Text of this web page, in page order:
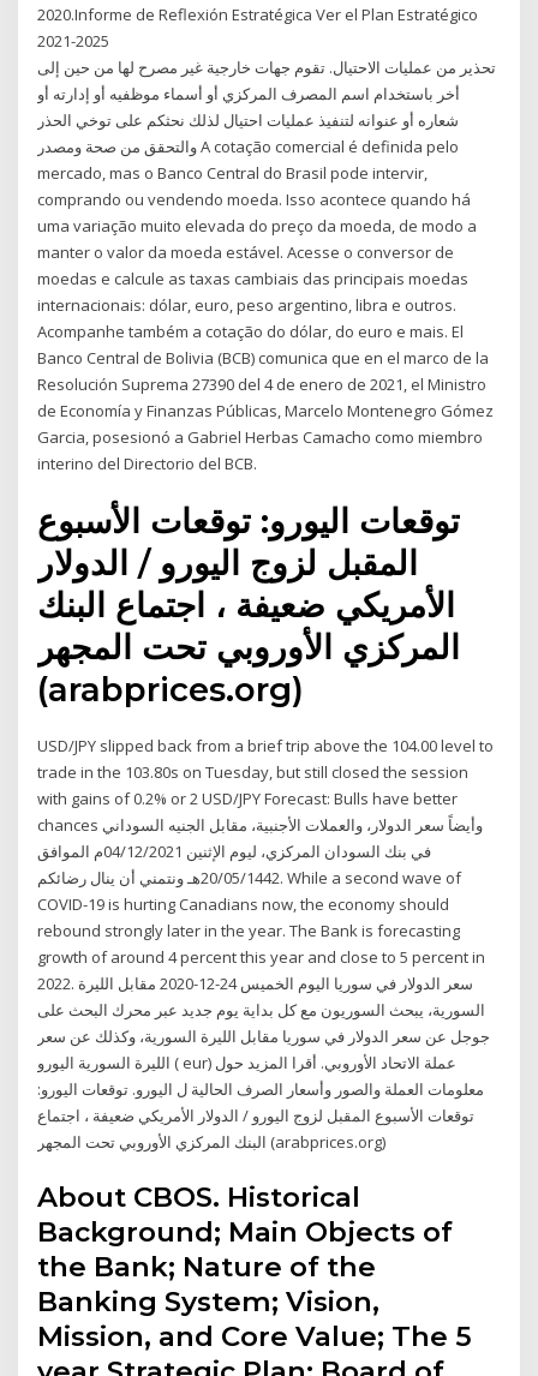
2020.Informe de Reflexión Estratégica Ver el Plan Estratégico
2021-2025
تحذير من عمليات الاحتيال. تقوم جهات خارجية غير مصرح لها من حين إلى
أخر باستخدام اسم المصرف المركزي أو أسماء موظفيه أو إدارته أو
شعاره أو عنوانه لتنفيذ عمليات احتيال لذلك نحثكم على توخي الحذر
والتحقق من صحة ومصدر A cotação comercial é definida pelo
mercado, mas o Banco Central do Brasil pode intervir,
comprando ou vendendo moeda. Isso acontece quando há
uma variação muito elevada do preço da moeda, de modo a
manter o valor da moeda estável. Acesse o conversor de
moedas e calcule as taxas cambiais das principais moedas
internacionais: dólar, euro, peso argentino, libra e outros.
Acompanhe também a cotação do dólar, do euro e mais. El
Banco Central de Bolivia (BCB) comunica que en el marco de la
Resolución Suprema 27390 del 4 de enero de 2021, el Ministro
de Economía y Finanzas Públicas, Marcelo Montenegro Gómez
Garcia, posesionó a Gabriel Herbas Camacho como miembro
interino del Directorio del BCB.
توقعات اليورو: توقعات الأسبوع
المقبل لزوج اليورو / الدولار
الأمريكي ضعيفة ، اجتماع البنك
المركزي الأوروبي تحت المجهر
(arabprices.org)
USD/JPY slipped back from a brief trip above the 104.00 level to
trade in the 103.80s on Tuesday, but still closed the session
with gains of 0.2% or 2 USD/JPY Forecast: Bulls have better
chances وأيضاً سعر الدولار، والعملات الأجنبية، مقابل الجنيه السوداني
في بنك السودان المركزي، ليوم الإثنين 04/12/2021م الموافق
20/05/1442هـ ونتمني أن ينال رضائكم. While a second wave of
COVID-19 is hurting Canadians now, the economy should
rebound strongly later in the year. The Bank is forecasting
growth of around 4 percent this year and close to 5 percent in
2022. سعر الدولار في سوريا اليوم الخميس 24-12-2020 مقابل الليرة
السورية، يبحث السوريون مع كل بداية يوم جديد عبر محرك البحث على
جوجل عن سعر الدولار في سوريا مقابل الليرة السورية، وكذلك عن سعر
الليرة السورية اليورو ( eur) عملة الاتحاد الأوروبي. أقرا المزيد حول
معلومات العملة والصور وأسعار الصرف الحالية ل اليورو. توقعات اليورو:
توقعات الأسبوع المقبل لزوج اليورو / الدولار الأمريكي ضعيفة ، اجتماع
البنك المركزي الأوروبي تحت المجهر (arabprices.org)
About CBOS. Historical
Background; Main Objects of
the Bank; Nature of the
Banking System; Vision,
Mission, and Core Value; The 5